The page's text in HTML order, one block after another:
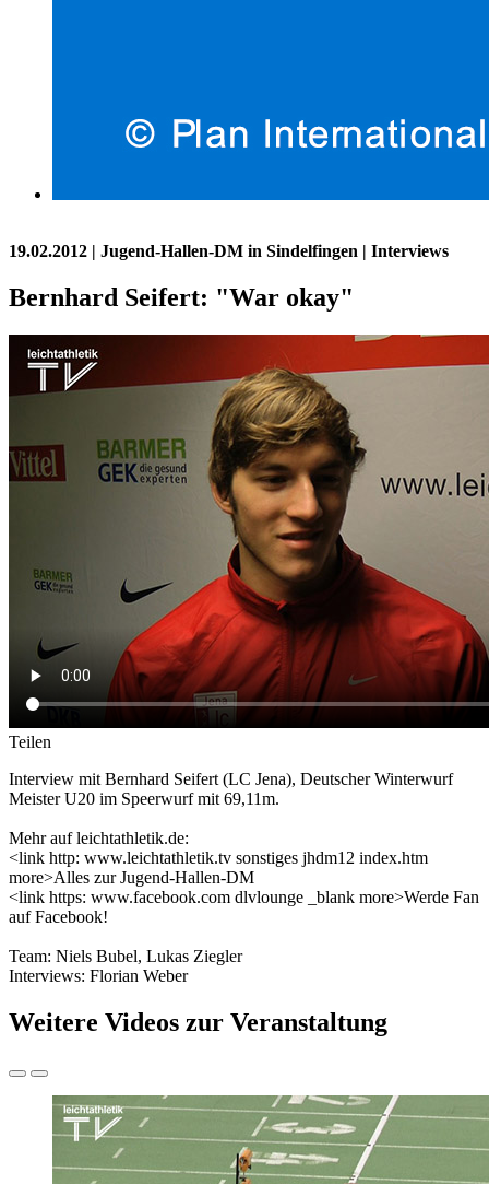
19.02.2012 | Jugend-Hallen-DM in Sindelfingen | Interviews
Bernhard Seifert: "War okay"
Teilen
Interview mit Bernhard Seifert (LC Jena), Deutscher Winterwurf
Meister U20 im Speerwurf mit 69,11m.
Mehr auf leichtathletik.de:
<link http: www.leichtathletik.tv sonstiges jhdm12 index.htm
more>Alles zur Jugend-Hallen-DM
<link https: www.facebook.com dlvlounge _blank more>Werde Fan
auf Facebook!
Team: Niels Bubel, Lukas Ziegler
Interviews: Florian Weber
Weitere Videos zur Veranstaltung